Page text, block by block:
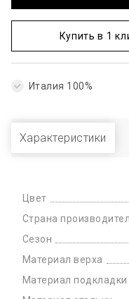
Купить в 1
Италия 100%
Характеристики
Цвет
Страна
Сезон
Материал верха
Материал подкладки